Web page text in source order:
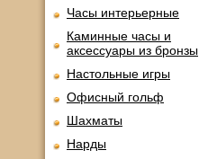
Часы интерьерные
Каминные часы и
аксессуары из бронзы
Настольные игры
Офисный гольф
Шахматы
Нарды